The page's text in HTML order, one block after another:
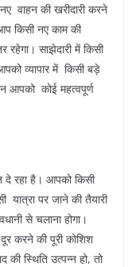
वाहन की खरीदारी करने
किसी नए काम की
साझेदारी में किसी
व्यापार में किसी बड़े
आपको कोई महत्वपूर्ण
रहा है। आपको किसी
पर जाने की तैयारी
से चलाना होगा।
करने की पूरी कोशिश
की स्थिति उत्पन्न हो, तो